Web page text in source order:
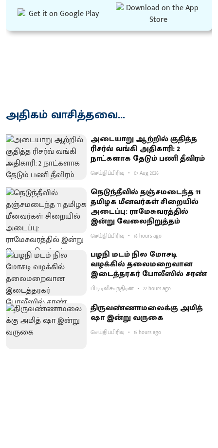
அதிகம் வாசித்தவை...
அடையாறு ஆற்றில் குதித்த
ரிசர்வ் வங்கி அதிகாரி: 2
நாட்களாக தேடும் பணி தீவிரம்
செய்திப்பிரிவு 07 Aug 2026
நெடுந்தீவில் தஞ்சமடைந்த 11
தமிழக மீனவர்கள் சிறையில்
அடைப்பு: ராமேசுவரத்தில்
இன்று வேலைநிறுத்தம்
செய்திப்பிரிவு 18 hours ago
பழநி மடம் நில மோசடி
வழக்கில் தலைமறைவான
இடைத்தரகர் போலீஸில் சரண்
பி.டி.ரவிச்சந்திரன் 22 hours ago
திருவண்ணாமலைக்கு அமித்
ஷா இன்று வருகை
செய்திப்பிரிவு 15 hours ago